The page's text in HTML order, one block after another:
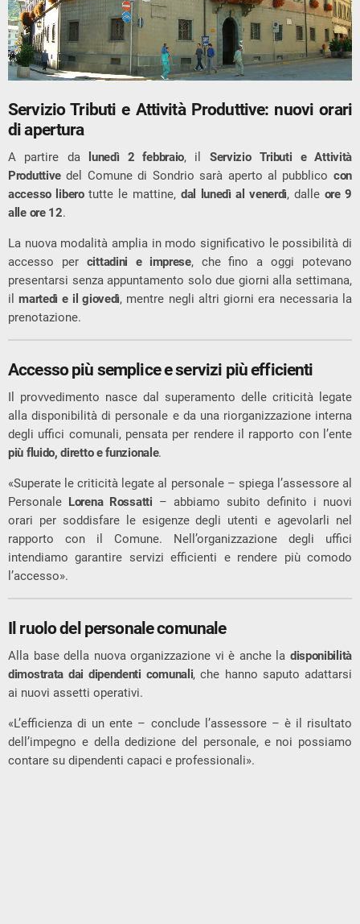
Servizio Tributi e Attività Produttive: nuovi orari
di apertura
A partire da lunedì 2 febbraio, il Servizio Tributi e Attività
Produttive del Comune di Sondrio sarà aperto al pubblico con
accesso liberotutte le mattine, dal lunedì al venerdì, dalle ore 9
alle ore 12.
La nuova modalità amplia in modo significativo le possibilità di
accesso per cittadini e imprese, che fino a oggi potevano
presentarsi senza appuntamento solo due giorni alla settimana,
ilmartedì e il giovedì, mentre negli altri giorni era necessaria la
prenotazione.
Accesso più semplice e servizi più efficienti
Il provvedimento nasce dal superamento delle criticità legate
alla disponibilità di personale e da una riorganizzazione interna
degli uffici comunali, pensata per rendere il rapporto con l’ente
più fluido, diretto e funzionale.
«Superate le criticità legate al personale – spiega l’assessore al
Personale Lorena Rossatti – abbiamo subito definito i nuovi
orari per soddisfare le esigenze degli utenti e agevolarli nel
rapporto con il Comune. Nell’organizzazione degli uffici
intendiamo garantire servizi efficienti e rendere più comodo
l’accesso».
Il ruolo del personale comunale
Alla base della nuova organizzazione vi è anche la disponibilità
dimostrata dai dipendenti comunali, che hanno saputo adattarsi
ai nuovi assetti operativi.
«L’efficienza di un ente – conclude l’assessore – è il risultato
dell’impegno e della dedizione del personale, e noi possiamo
contare su dipendenti capaci e professionali».